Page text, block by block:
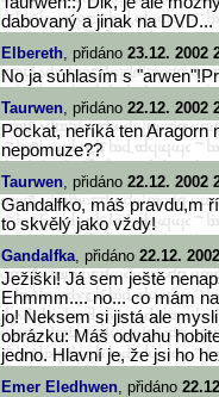
dabovaný a jinak na DVD...
Elbereth, přidáno 23.12. 2002
No ja súhlasím s
Taurwen, přidáno 22.12. 2002
Pockat, neříká ten Aragorn
nepomuze??
Taurwen, přidáno 22.12. 2002
Gandalfko, máš pravdu,m
to skvělý jako vždy!
Gandalfka, přidáno 22.12.
Ježiški! Já sem ještě
Ehmmm.... no... co mám
jo! Neksem si jistá ale
obrázku: Máš odvahu
jedno. Hlavní je, že jsi ho
Emer Eledhwen, přidáno